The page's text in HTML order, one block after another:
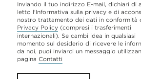
Inviando il tuo indirizzo E-mail, dichiari di
letto l'Informativa sulla privacy e di
nostro trattamento dei dati in conformità
Privacy Policy (compresi i trasferimenti
internazionali). Se cambi idea in qualsiasi
momento sul desiderio di ricevere le
da noi, puoi inviarci un messaggio
pagina Contatti